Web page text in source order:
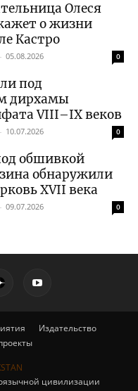
Олеся
о жизни
Кастро
- 05.08.2026 0
под
дирхамы
VIII–IX веков
- 10.07.2026 0
обшивкой
обнаружили
XVII века
- 09.07.2026 0
Издательство
цивилизации